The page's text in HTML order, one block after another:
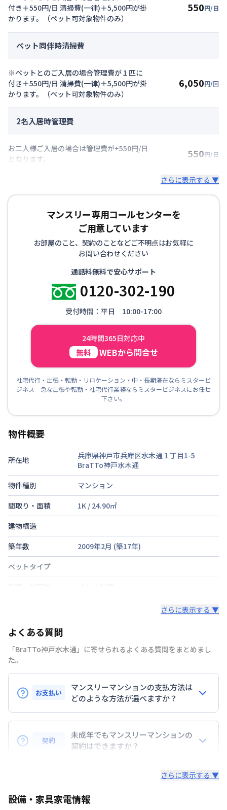
付き＋550円/日 清掃費(一律)＋5,500円が掛
かります。（ペット可対象物件のみ）
550円/日
ペット同伴時清掃費
※ペットとのご入居の場合管理費が１匹に
付き＋550円/日 清掃費(一律)＋5,500円が掛
かります。（ペット可対象物件のみ）
6,050円/回
2名入居時管理費
お二人様ご入居の場合は管理費が+550円/日
となります。
550円/日
さらに表示する ▼
マンスリー専用コールセンターを
ご用意しています
お部屋のこと、契約のことなどご不明点はお気軽に
お問い合わせください
通話料無料で安心サポート
0120-302-190
受付時間：平日 10:00-17:00
24時間365日対応中
無料 WEBから問合せ
社宅代行・出張・転勤・リロケーション・中・長期滞在ならミスタービ
ジネス 急な出張や転勤・社宅代行業務ならミスタービジネスにお任せ
下さい。
物件概要
所在地
兵庫県神戸市兵庫区水木通１丁目1-5
BraTTo神戸水木通
物件種別
マンション
間取り・面積
1K / 24.90㎡
建物構造
築年数
2009年2月 (築17年)
ベットタイプ
部屋の向き
禁煙・喫煙
交通
神戸電鉄有馬線湊川駅徒歩7分
次回更新日
情報更新日より14日以内
さらに表示する ▼
よくある質問
「BraTTo神戸水木通」に寄せられるよくある質問をまとめまし
た。
お支払い
マンスリーマンションの支払方法は
どのような方法が選べますか？
BraTToの運営するマンスリーマンションのお支払い
は、指定口座へのお振込み・当社での現金払い、クレ
ジットカード払い（DCカード、VISAカード、Master
契約
未成年でもマンスリーマンションの
契約はできますか？
さらに表示する ▼
設備・家具家電情報